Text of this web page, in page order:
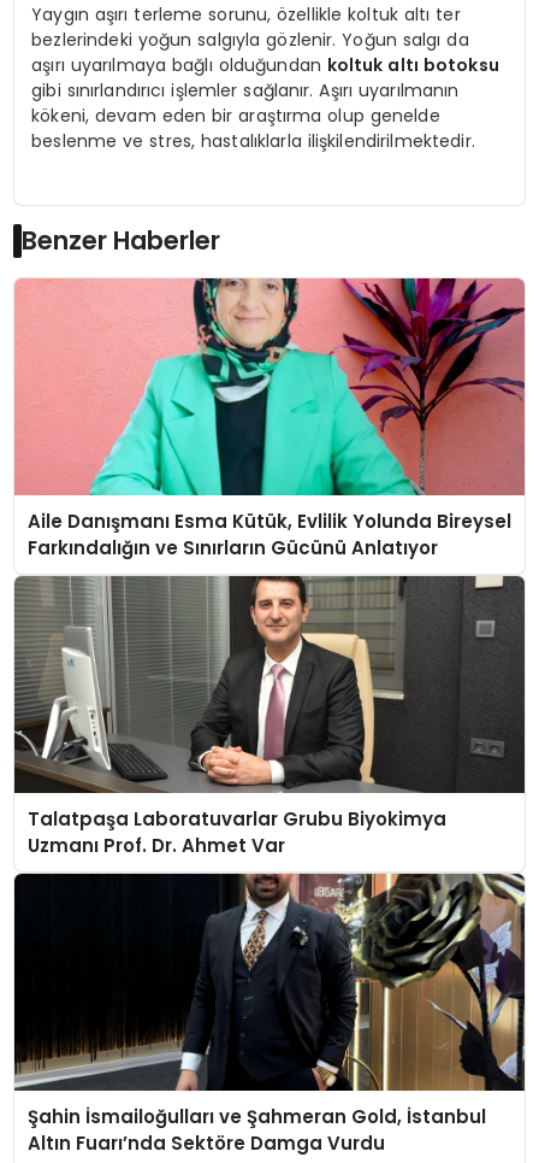
Yaygın aşırı terleme sorunu, özellikle koltuk altı ter
bezlerindeki yoğun salgıyla gözlenir. Yoğun salgı da
aşırı uyarılmaya bağlı olduğundan koltuk altı botoksu
gibi sınırlandırıcı işlemler sağlanır. Aşırı uyarılmanın
kökeni, devam eden bir araştırma olup genelde
beslenme ve stres, hastalıklarla ilişkilendirilmektedir.
Benzer Haberler
Aile Danışmanı Esma Kütük, Evlilik Yolunda Bireysel
Farkındalığın ve Sınırların Gücünü Anlatıyor
Talatpaşa Laboratuvarlar Grubu Biyokimya
Uzmanı Prof. Dr. Ahmet Var
Şahin İsmailoğulları ve Şahmeran Gold, İstanbul
Altın Fuarı’nda Sektöre Damga Vurdu